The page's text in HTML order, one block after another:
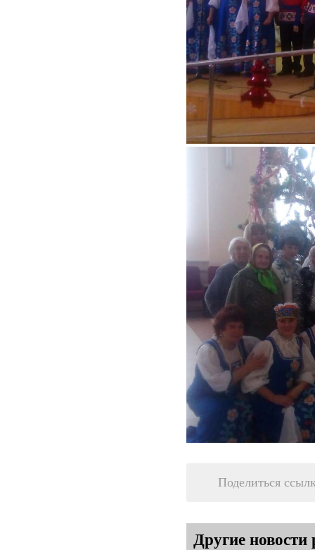
Поделиться
Другие новости